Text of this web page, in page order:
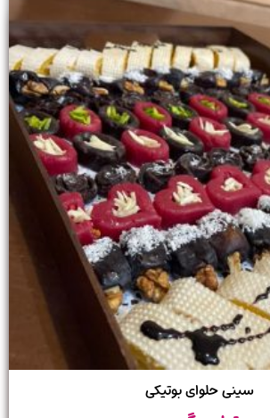
سینی حلوای بوتیکی